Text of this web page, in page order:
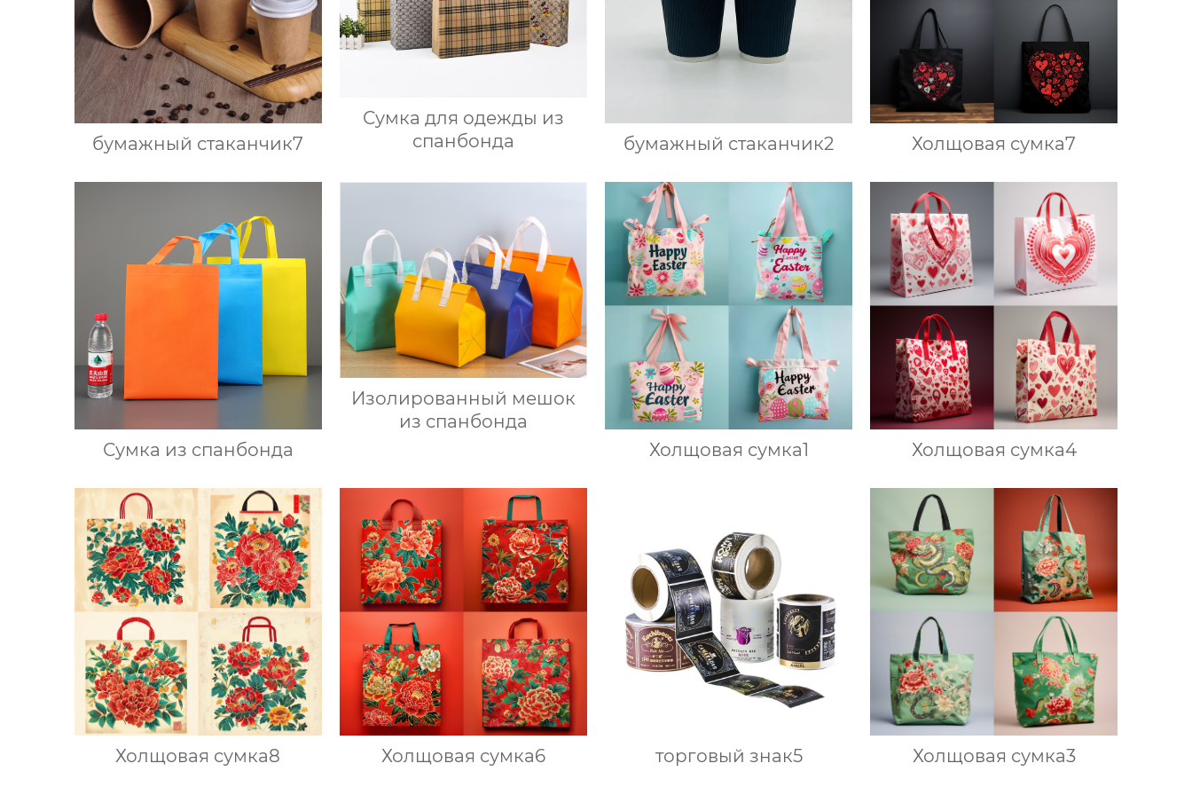
бумажный стаканчик7
Сумка для одежды из
спанбонда
бумажный стаканчик2 Холщовая сумка7
Сумка из спанбонда
Изолированный мешок
из спанбонда
Холщовая сумка1
Холщовая сумка4
Холщовая сумка8 Холщовая сумка6 торговый знак5 Холщовая сумка3